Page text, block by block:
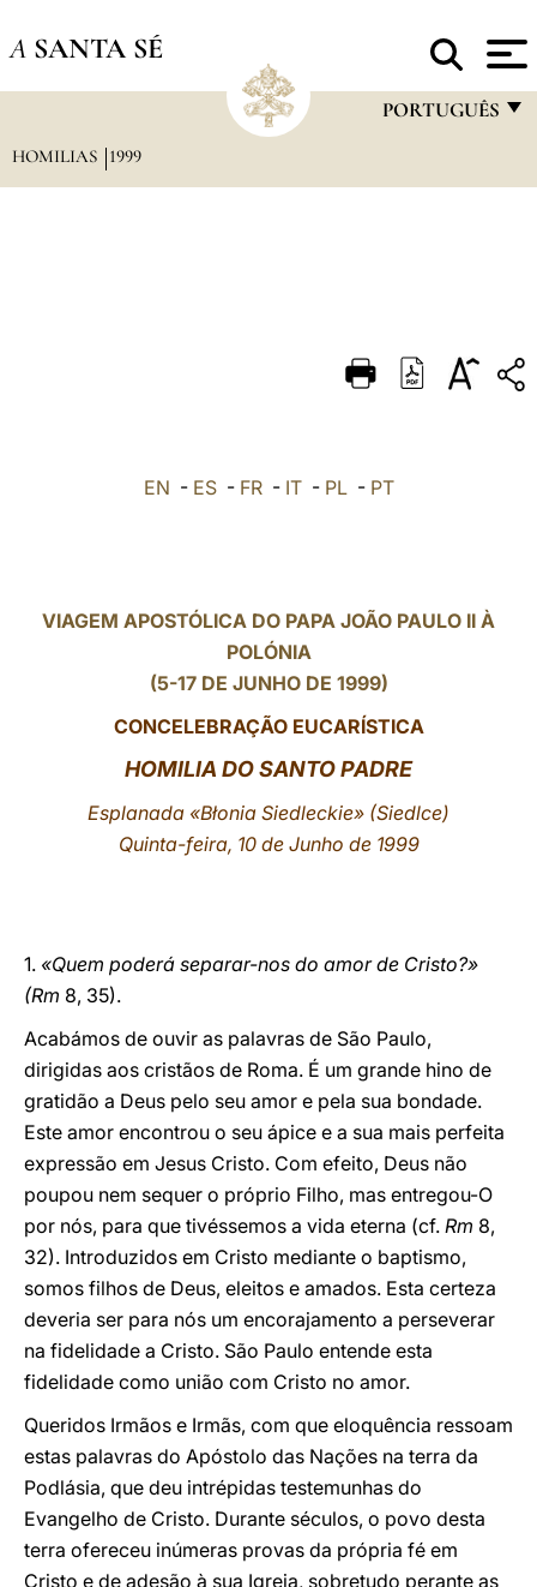
A SANTA SÉ
PORTUGUÊS
DEUTSCH
العربيّة
HOMILIAS 1999
EN - ES- FR- IT- PL- PT
VIAGEM APOSTÓLICA DO PAPA JOÃO PAULO II À
POLÓNIA
(5-17 DE JUNHO DE 1999)
CONCELEBRAÇÃO EUCARÍSTICA
HOMILIA DO SANTO PADRE
Esplanada «Błonia Siedleckie» (Siedlce)
Quinta-feira, 10 de Junho de 1999
1. «Quem poderá separar-nos do amor de Cristo?»
(Rm 8, 35).
Acabámos de ouvir as palavras de São Paulo,
dirigidas aos cristãos de Roma. É um grande hino de
gratidão a Deus pelo seu amor e pela sua bondade.
Este amor encontrou o seu ápice e a sua mais perfeita
expressão em Jesus Cristo. Com efeito, Deus não
poupou nem sequer o próprio Filho, mas entregou-O
por nós, para que tivéssemos a vida eterna (cf. Rm 8,
32). Introduzidos em Cristo mediante o baptismo,
somos filhos de Deus, eleitos e amados. Esta certeza
deveria ser para nós um encorajamento a perseverar
na fidelidade a Cristo. São Paulo entende esta
fidelidade como união com Cristo no amor.
Queridos Irmãos e Irmãs, com que eloquência ressoam
estas palavras do Apóstolo das Nações na terra da
Podlásia, que deu intrépidas testemunhas do
Evangelho de Cristo. Durante séculos, o povo desta
terra ofereceu inúmeras provas da própria fé em
Cristo e de adesão à sua Igreja, sobretudo perante as